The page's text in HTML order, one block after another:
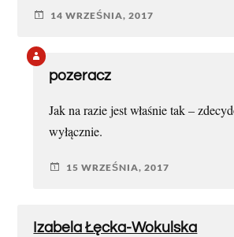
14 WRZEŚNIA, 2017
pozeracz
Jak na razie jest właśnie tak –
wyłącznie.
15 WRZEŚNIA, 2017
Izabela Łęcka-Wokulska